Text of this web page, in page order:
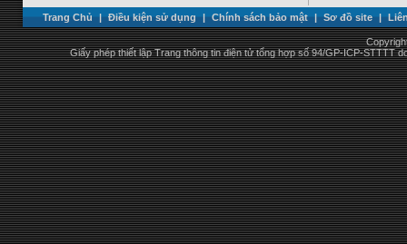
Trang Chủ | Điều kiện sử dụng | Chính sách bảo mật | Sơ đồ site |
Giấy phép thiết lập Trang thông tin điện tử tổng hợp số 94/GP-ICP-STTTT